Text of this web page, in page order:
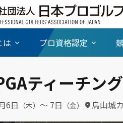
は プロ資格認定
ティーチン
6日 （木） 〜 7日 （金） 烏山城
〈TCPGGシ
博が2勝目、